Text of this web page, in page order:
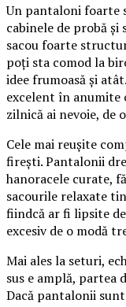
Un pantaloni foarte
cabinele de probă și
sacou foarte
poți sta comod la
idee frumoasă și
excelent în anumite
zilnică ai nevoie, de
Cele mai reușite
firești. Pantalonii
hanoracele curate,
sacourile relaxate
fiindcă ar fi lipsite
excesiv de o modă
Mai ales la seturi,
sus e amplă, partea
Dacă pantalonii